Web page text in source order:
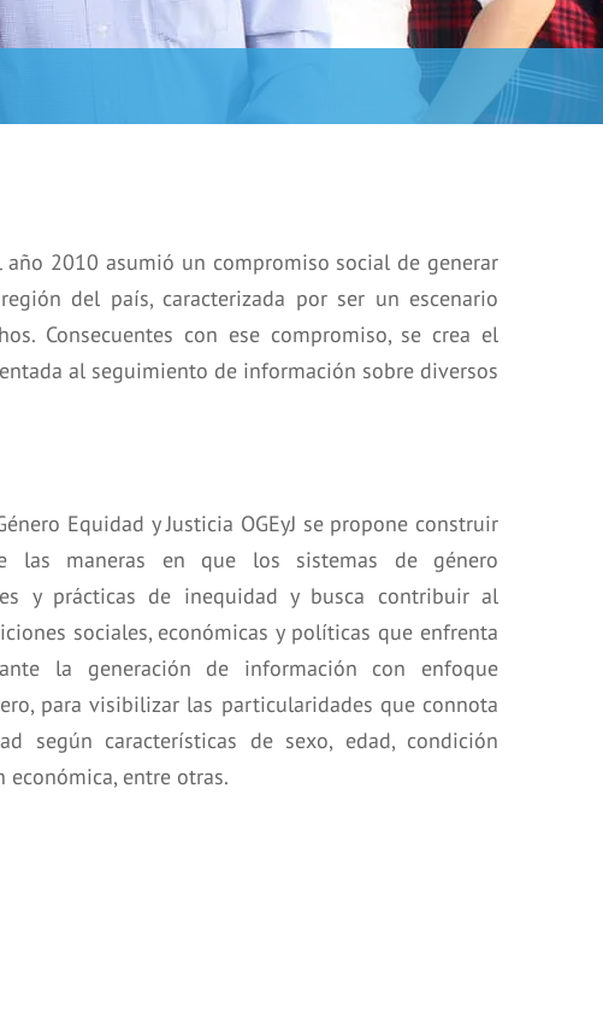
año 2010 asumió un compromiso social de generar
del país, caracterizada por ser un escenario
Consecuentes con ese compromiso, se crea el
al seguimiento de información sobre diversos
Equidad y Justicia OGEyJ se propone construir
las maneras en que los sistemas de género
y prácticas de inequidad y busca contribuir al
sociales, económicas y políticas que enfrenta
la generación de información con enfoque
para visibilizar las particularidades que connota
según características de sexo, edad, condición
económica, entre otras.